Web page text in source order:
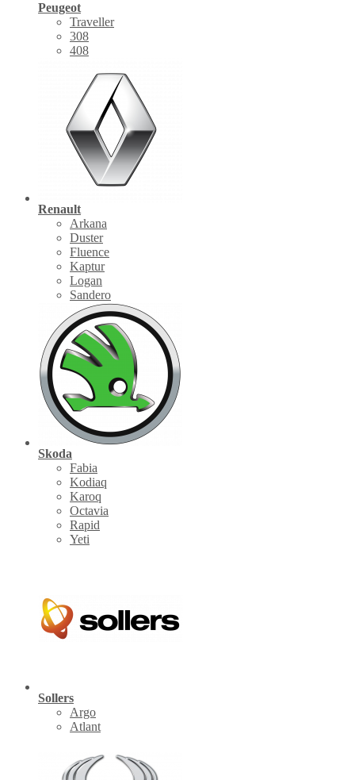
Peugeot
Traveller
308
408
Renault
Arkana
Duster
Fluence
Kaptur
Logan
Sandero
Skoda
Fabia
Kodiaq
Karoq
Octavia
Rapid
Yeti
Sollers
Argo
Atlant